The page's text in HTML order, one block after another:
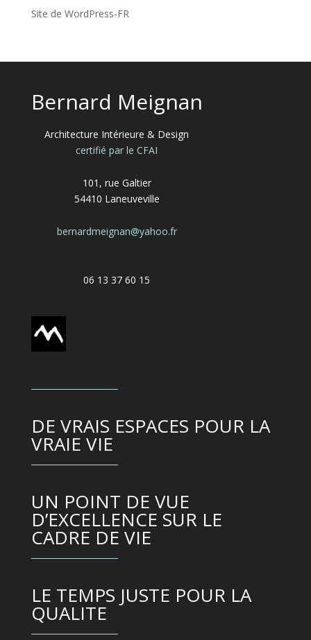
Site de WordPress-FR
Bernard Meignan
Architecture Intérieure & Design
certifié par le CFAI
101, rue Galtier
54410 Laneuveville
bernardmeignan@yahoo.fr
06 13 37 60 15
DE VRAIS ESPACES POUR LA
VRAIE VIE
UN POINT DE VUE
D’EXCELLENCE SUR LE
CADRE DE VIE
LE TEMPS JUSTE POUR LA
QUALITE